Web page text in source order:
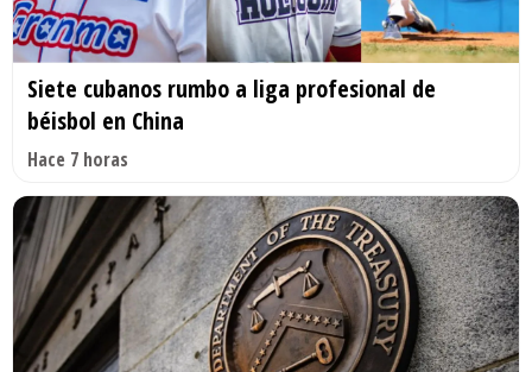
Siete cubanos rumbo a liga profesional de
béisbol en China
Hace 7 horas